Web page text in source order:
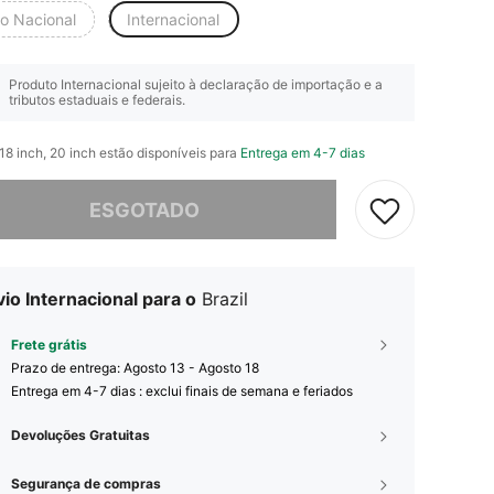
Nacional Internacional
Produto Internacional sujeito à declaração de importação e a
tributos estaduais e federais.
inch, 20 inch estão disponíveis para Entrega em 4-7 dias
ESGOTADO
Internacional para o Brazil
Frete grátis
Prazo de entrega: Agosto 13 - Agosto 18
Entrega em 4-7 dias : exclui finais de semana e feriados
Devoluções Gratuitas
Segurança de compras